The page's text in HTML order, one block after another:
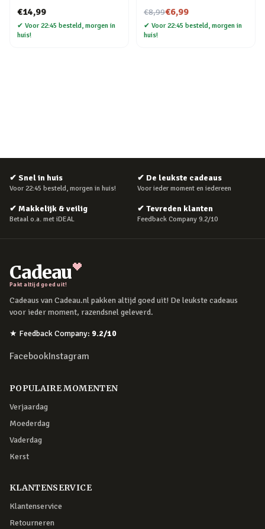
€14,99
✔ Voor 22:45 besteld, morgen in
huis!
€8,99
Nu voor€6,99
✔ Voor 22:45 besteld, morgen in
huis!
✔ Snel in huis
Voor 22:45 besteld, morgen in huis!
✔ De leukste cadeaus
Voor ieder moment en iedereen
✔ Makkelijk & veilig
Betaal o.a. met iDEAL
✔ Tevreden klanten
Feedback Company 9.2/10
Cadeau
Pakt altijd goed uit!
Cadeaus van Cadeau.nl pakken altijd goed uit! De leukste cadeaus
voor ieder moment, razendsnel geleverd.
★ Feedback Company: 9.2/10
FacebookInstagram
POPULAIRE MOMENTEN
Verjaardag
Moederdag
Vaderdag
Kerst
KLANTENSERVICE
Klantenservice
Retourneren